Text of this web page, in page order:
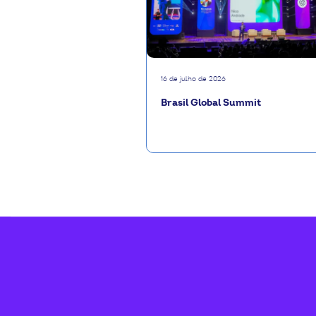
16 de julho de 2026
Brasil Global Summit